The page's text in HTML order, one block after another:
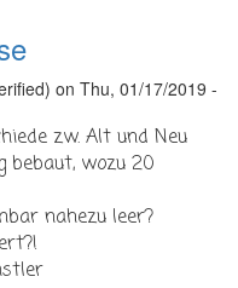
on Thu, 01/17/2019 -
zw. Alt und Neu
bebaut, wozu 20
nahezu leer?